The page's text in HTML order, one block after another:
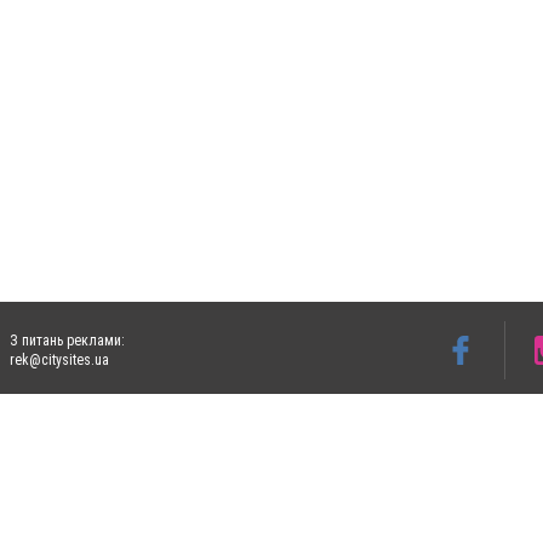
З питань реклами:
rek@citysites.ua